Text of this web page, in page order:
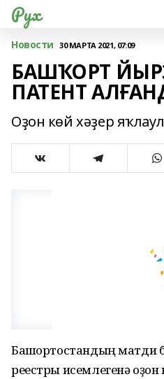
Рух
Новости 30 МАРТА 2021, 07:09
БАШҠОРТ
ПАТЕНТ
Оҙон көй хәҙер
Башҡортостандың матди
реестры исемлегенә оҙон